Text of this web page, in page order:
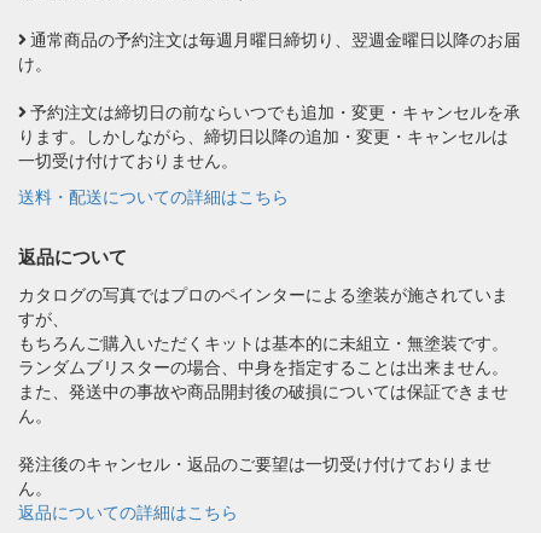
通常商品の予約注文は毎週月曜日締切り、翌週金曜日以降のお届
け。
予約注文は締切日の前ならいつでも追加・変更・キャンセルを承
ります。しかしながら、締切日以降の追加・変更・キャンセルは
一切受け付けておりません。
送料・配送についての詳細はこちら
返品について
カタログの写真ではプロのペインターによる塗装が施されていま
すが、
もちろんご購入いただくキットは基本的に未組立・無塗装です。
ランダムブリスターの場合、中身を指定することは出来ません。
また、発送中の事故や商品開封後の破損については保証できませ
ん。
発注後のキャンセル・返品のご要望は一切受け付けておりませ
ん。
返品についての詳細はこちら